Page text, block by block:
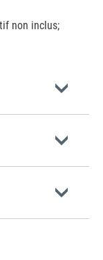
non inclus;